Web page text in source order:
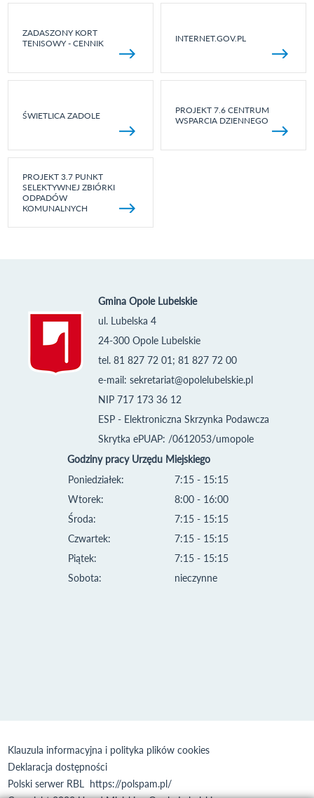
ZADASZONY KORT
TENISOWY - CENNIK
INTERNET.GOV.PL
ŚWIETLICA ZADOLE
PROJEKT 7.6 CENTRUM
WSPARCIA DZIENNEGO
PROJEKT 3.7 PUNKT
SELEKTYWNEJ ZBIÓRKI
ODPADÓW
KOMUNALNYCH
Gmina Opole Lubelskie
ul. Lubelska 4
24-300 Opole Lubelskie
tel. 81 827 72 01; 81 827 72 00
e-mail: sekretariat@opolelubelskie.pl
NIP 717 173 36 12
ESP - Elektroniczna Skrzynka Podawcza
Skrytka ePUAP: /0612053/umopole
Godziny pracy Urzędu Miejskiego
Poniedziałek:
Wtorek:
Środa:
Czwartek:
Piątek:
Sobota:
7:15 - 15:15
8:00 - 16:00
7:15 - 15:15
7:15 - 15:15
7:15 - 15:15
nieczynne
Klauzula informacyjna i polityka plików cookies
Deklaracja dostępności
Polski serwer RBL https://polspam.pl/